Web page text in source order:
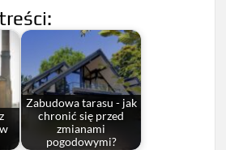
Zabudowa tarasu - jak
chronić się przed
zmianami
pogodowymi?